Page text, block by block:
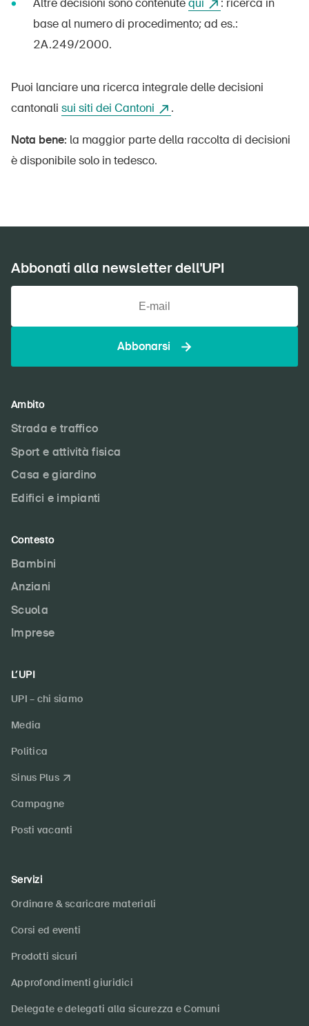
Altre decisioni sono contenutequi
: ricerca in
base al numero di procedimento; ad es.:
2A.249/2000.
Puoi lanciare una ricerca integrale delle decisioni
cantonali sui siti dei Cantoni .
Nota bene: la maggior parte della raccolta di decisioni
è disponibile solo in tedesco.
Abbonati alla newsletter dell'UPI
Abbonarsi
Ambito
Strada e traffico
Sport e attività fisica
Casa e giardino
Edifici e impianti
Contesto
Bambini
Anziani
Scuola
Imprese
L’UPI
UPI – chi siamo
Media
Politica
Sinus Plus
Campagne
Posti vacanti
Servizi
Ordinare & scaricare materiali
Corsi ed eventi
Prodotti sicuri
Approfondimenti giuridici
Delegate e delegati alla sicurezza e Comuni